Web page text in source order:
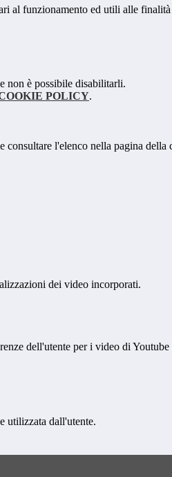
al funzionamento ed utili alle
non è possibile disabilitarli.
POLICY.
consultare l'elenco nella pagina della
dei video incorporati.
dell'utente per i video di
utilizzata dall'utente.